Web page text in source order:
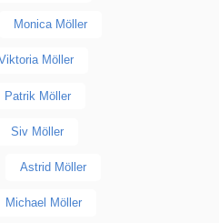
Monica Möller
Möller
Patrik Möller
Siv Möller
Astrid Möller
Michael Möller